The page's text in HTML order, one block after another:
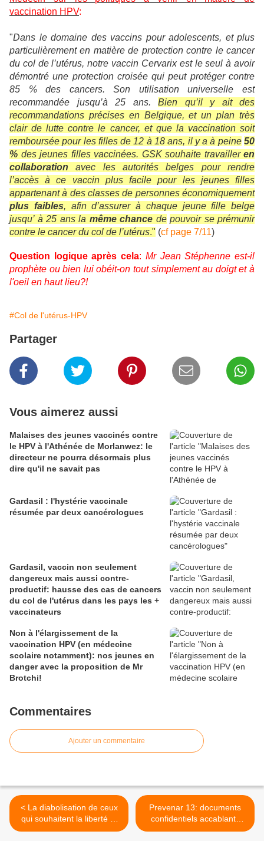
vaccination HPV:
"Dans le domaine des vaccins pour adolescents, et plus
particulièrement en matière de protection contre le cancer
du col de l’utérus, notre vaccin Cervarix est le seul à avoir
démontré une protection croisée qui peut protéger contre
85 % des cancers. Son utilisation universelle est
recommandée jusqu’à 25 ans. Bien qu’il y ait des
recommandations précises en Belgique, et un plan très
clair de lutte contre le cancer, et que la vaccination soit
remboursée pour les filles de 12 à 18 ans, il y a à peine 50
% des jeunes filles vaccinées. GSK souhaite travailler en
collaboration
avec les autorités belges pour rendre
l’accès à ce vaccin plus facile pour les jeunes filles
appartenant à des classes de personnes économiquement
plus faibles, afin d’assurer à chaque jeune fille belge
jusqu’ à 25 ans la même chance de pouvoir se prémunir
contre le cancer du col de l’utérus." (cf page 7/11)
Question logique après cela: Mr Jean Stéphenne est-il
prophète ou bien lui obéit-on tout simplement au doigt et à
l'oeil en haut lieu?!
#Col de l'utérus-HPV
Partager
Vous aimerez aussi
Malaises des jeunes vaccinés contre
le HPV à l'Athénée de Morlanwez: le
directeur ne pourra désormais plus
dire qu'il ne savait pas
Gardasil : l'hystérie vaccinale
résumée par deux cancérologues
Gardasil, vaccin non seulement
dangereux mais aussi contre-
productif: hausse des cas de cancers
du col de l'utérus dans les pays les +
vaccinateurs
Non à l'élargissement de la
vaccination HPV (en médecine
scolaire notamment): nos jeunes en
danger avec la proposition de Mr
Brotchi!
Commentaires
Ajouter un commentaire
< La diabolisation de ceux
qui souhaitent la liberté et
l'information
Prevenar 13: documents
confidentiels accablants
/risques neurologiques de